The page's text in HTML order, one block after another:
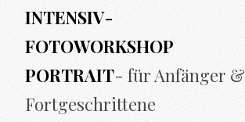
INTENSIV-
FOTOWORKSHOP
PORTRAIT- für Anfänger &
Fortgeschrittene